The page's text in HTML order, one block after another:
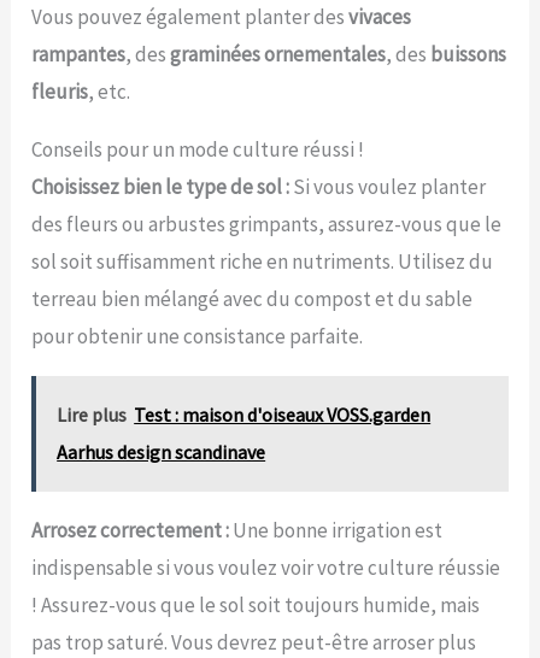
Vous pouvez également planter desvivaces
rampantes, desgraminées ornementales, des buissons
fleuris, etc.
Conseils pour un mode culture réussi !
Choisissez bien le type de sol :Si vous voulez planter
des fleurs ou arbustes grimpants, assurez-vous que le
sol soit suffisamment riche en nutriments. Utilisez du
terreau bien mélangé avec du compost et du sable
pour obtenir une consistance parfaite.
Lire plus Test : maison d'oiseaux VOSS.garden
Aarhus design scandinave
Arrosez correctement :Une bonne irrigation est
indispensable si vous voulez voir votre culture réussie
! Assurez-vous que le sol soit toujours humide, mais
pas trop saturé. Vous devrez peut-être arroser plus